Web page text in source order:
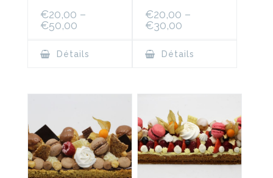
€20,00 –
€50,00
Détails
€20,00 –
€30,00
Détails